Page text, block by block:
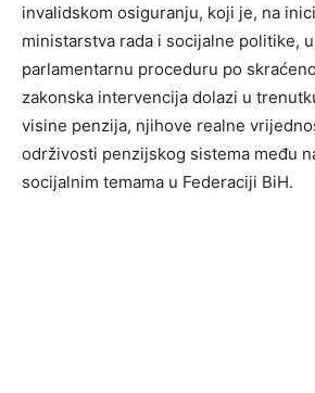
invalidskom osiguranju, koji je, na
ministarstva rada i socijalne politike,
parlamentarnu proceduru po
zakonska intervencija dolazi u
visine penzija, njihove realne
održivosti penzijskog sistema među
socijalnim temama u Federaciji BiH.